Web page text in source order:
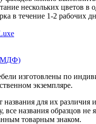
нескольких цветов в
в течение 1-2 рабочих
изготовлены по
экземпляре.
для их различия
все названия образцов не
товарным знаком.